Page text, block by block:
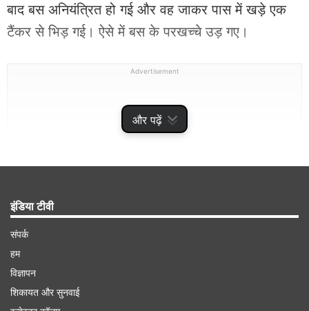
और पढ़ें
बाद बस अनियंत्रित हो गई और वह जाकर पास में खड़े एक
टैंकर से भिड़ गई। ऐसे में बस के परखच्चे उड़ गए।
Advertisement
इस दुर्घटना में कम से कम 21 लोगों की मौत हो गई और 38
अन्य घायल हो गए। प्रांतीय यातायात विभाग की तरफ से यह
इंडिया टीवी
संपर्क
हम
विज्ञापन
शिकायत और सुनवाई